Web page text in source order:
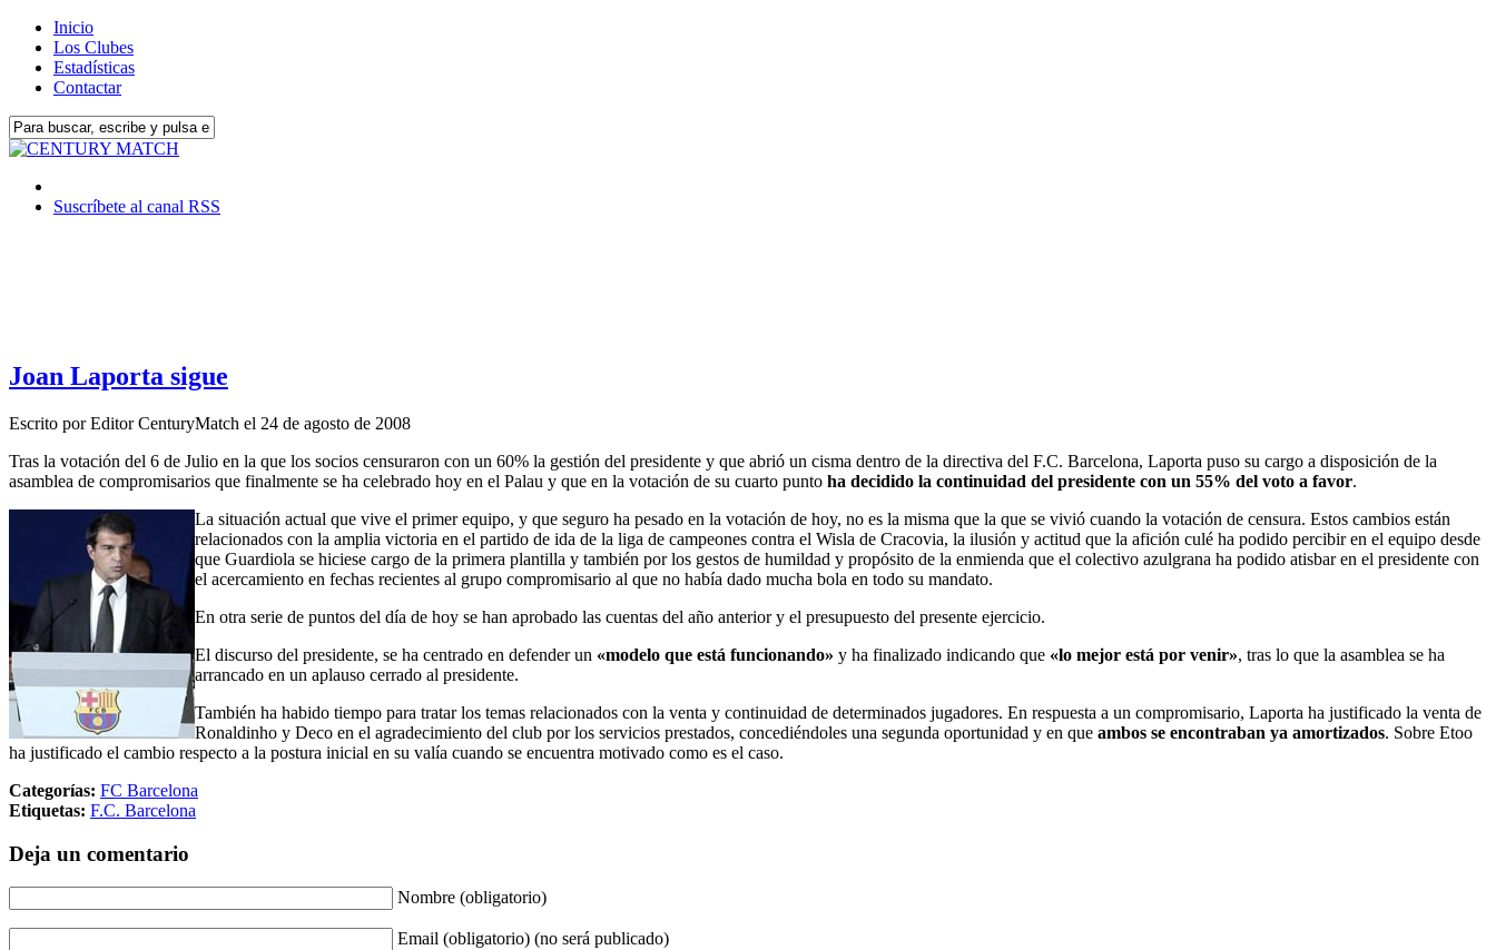
Inicio
Los Clubes
Estadísticas
Contactar
Suscríbete al canal RSS
Joan Laporta sigue
Escrito porEditor CenturyMatch el 24 de agosto de 2008
Tras la votación del 6 de Julio en la que los socios censuraron con un 60% la gestión del presidente y que abrió un cisma dentro de la directiva del F.C. Barcelona, Laporta puso su cargo a disposición de la
asamblea de compromisarios que finalmente se ha celebrado hoy en el Palau y que en la votación de su cuarto punto ha decidido la continuidad del presidente con un 55% del voto a favor.
La situación actual que vive el primer equipo, y que seguro ha pesado en la votación de hoy, no es la misma que la que se vivió cuando la votación de censura. Estos cambios están
relacionados con la amplia victoria en el partido de ida de la liga de campeones contra el Wisla de Cracovia, la ilusión y actitud que la afición culé ha podido percibir en el equipo desde
que Guardiola se hiciese cargo de la primera plantilla y también por los gestos de humildad y propósito de la enmienda que el colectivo azulgrana ha podido atisbar en el presidente con
el acercamiento en fechas recientes al grupo compromisario al que no había dado mucha bola en todo su mandato.
En otra serie de puntos del día de hoy se han aprobado las cuentas del año anterior y el presupuesto del presente ejercicio.
El discurso del presidente, se ha centrado en defender un «modelo que está funcionando» y ha finalizado indicando que «lo mejor está por venir», tras lo que la asamblea se ha
arrancado en un aplauso cerrado al presidente.
También ha habido tiempo para tratar los temas relacionados con la venta y continuidad de determinados jugadores. En respuesta a un compromisario, Laporta ha justificado la venta de
Ronaldinho y Deco en el agradecimiento del club por los servicios prestados, concediéndoles una segunda oportunidad y en que ambos se encontraban ya amortizados. Sobre Etoo
ha justificado el cambio respecto a la postura inicial en su valía cuando se encuentra motivado como es el caso.
Categorías: FC Barcelona
Etiquetas: F.C. Barcelona
Deja un comentario
Nombre (obligatorio)
Email (obligatorio) (no será publicado)